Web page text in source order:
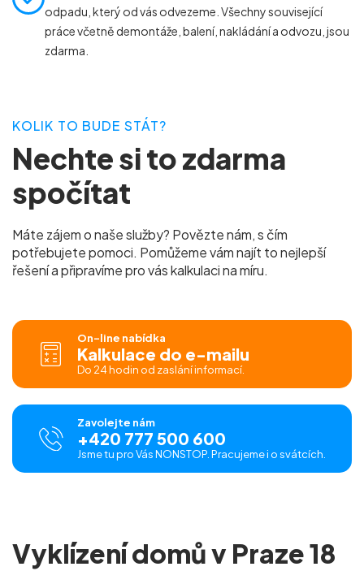
odpadu, který od vás odvezeme. Všechny související
práce včetně demontáže, balení, nakládání a odvozu, jsou
zdarma.
KOLIK TO BUDE STÁT?
Nechte si to zdarma
spočítat
Máte zájem o naše služby? Povězte nám, s čím
potřebujete pomoci. Pomůžeme vám najít to nejlepší
řešení a připravíme pro vás kalkulaci na míru.
On-line nabídka
Kalkulace do e-mailu
Do 24 hodin od zaslání informací.
Zavolejte nám
+420 777 500 600
Jsme tu pro Vás NONSTOP. Pracujeme i o svátcích.
Vyklízení domů v Praze 18